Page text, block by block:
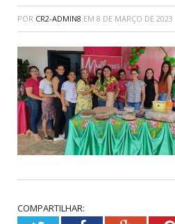
POR CR2-ADMIN8 EM 8 DE MARÇO DE 2023
COMPARTILHAR: